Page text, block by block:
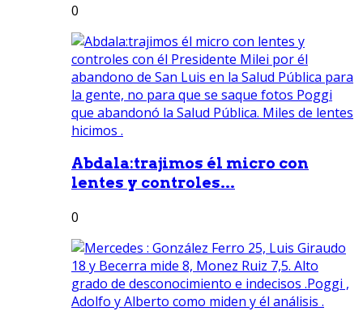
0
Abdala:trajimos él micro con
lentes y controles...
0